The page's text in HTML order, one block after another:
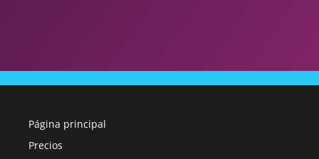
Página principal
Precios